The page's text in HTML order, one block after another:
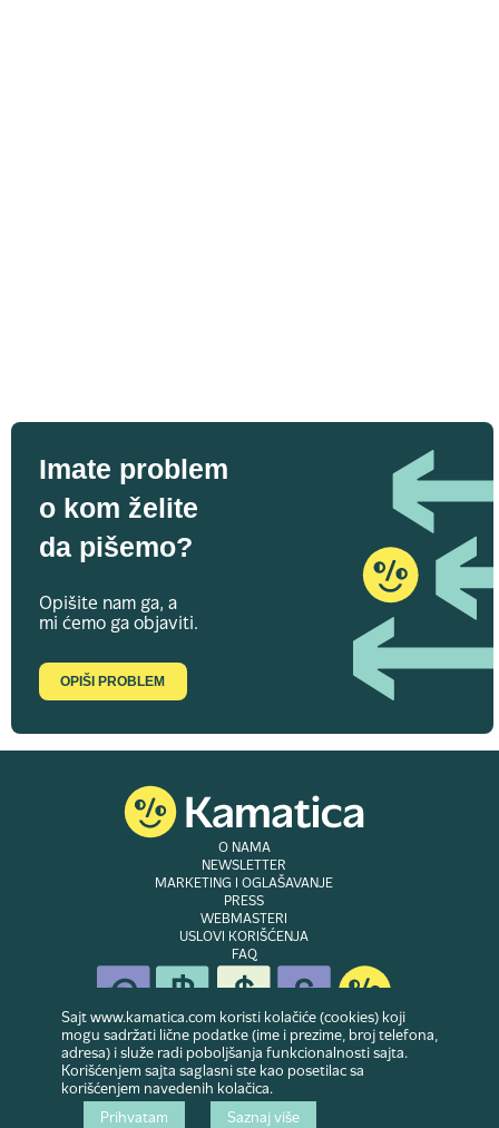
Imate problem
o kom želite
da pišemo?
Opišite nam ga, a
mi ćemo ga objaviti.
OPIŠI PROBLEM
O NAMA
NEWSLETTER
MARKETING I OGLAŠAVANJE
PRESS
WEBMASTERI
USLOVI KORIŠĆENJA
FAQ
© Copyright 2007-2026. Website developed & owned byDubes doo
zadržana
Sajt www.kamatica.com koristi kolačiće (cookies) koji
mogu sadržati lične podatke (ime i prezime, broj telefona,
adresa) i služe radi poboljšanja funkcionalnosti sajta.
Korišćenjem sajta saglasni ste kao posetilac sa
korišćenjem navedenih kolačica.
Prihvatam Saznaj više